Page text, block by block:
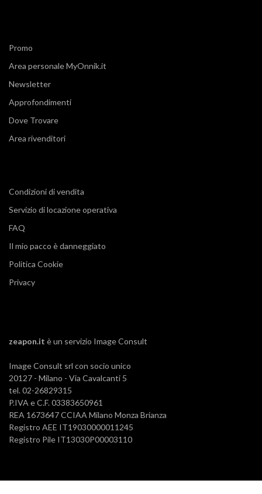
Promo
Area personale MyOnnik.it
Newsletter
Approfondimenti
Dove Trovare
Area rivenditori
Condizioni di vendita
Servizio di locazione operativa
FAQ
Il mio pacco è danneggiato
Politica Cookie
Privacy
zeapon.it è un servizio Image Consult
Image Consult srl con socio unico
20127 - Milano - Via Cavalcanti 5
tel. 02-26829315
P.IVA e C.F. 03383650961
REA 1673647 CCIAA Milano Monza Brianza
Registro AEE IT19030000011245
Registro Pile IT13030P00003110